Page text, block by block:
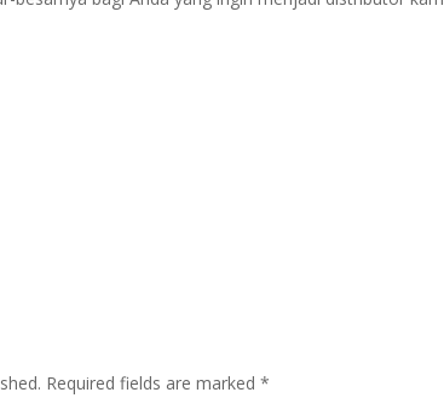
Required fields are marked*